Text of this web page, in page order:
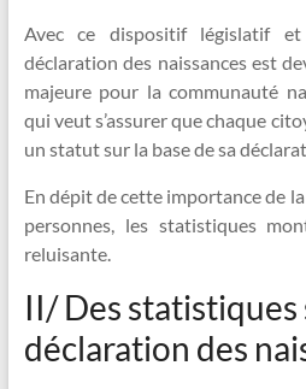
Avec ce dispositif législatif
déclaration des naissances est
majeure pour la communauté
qui veut s’assurer que chaque
un statut sur la base de sa
En dépit de cette importance de
personnes, les statistiques
reluisante.
II/ Des statistiques
déclaration des